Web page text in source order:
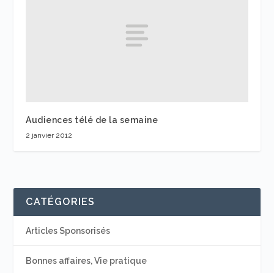
Audiences télé de la semaine
2 janvier 2012
CATÉGORIES
Articles Sponsorisés
Bonnes affaires, Vie pratique